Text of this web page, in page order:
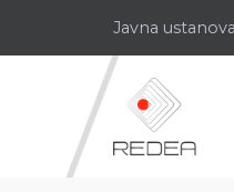
Javna